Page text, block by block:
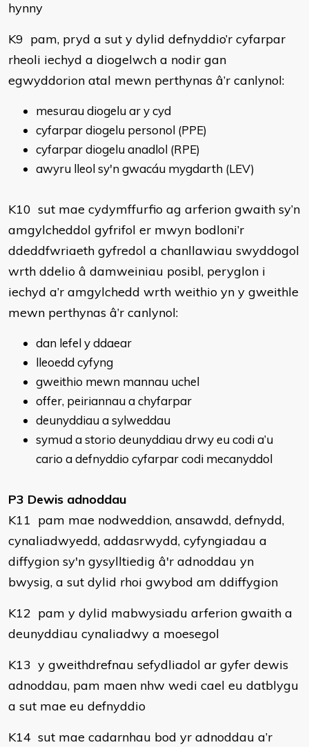
hynny
K9 pam, pryd a sut y dylid defnyddio’r cyfarpar
rheoli iechyd a diogelwch a nodir gan
egwyddorion atal mewn perthynas â’r canlynol:
mesurau diogelu ar y cyd
cyfarpar diogelu personol (PPE)
cyfarpar diogelu anadlol (RPE)
awyru lleol sy'n gwacáu mygdarth (LEV)
K10 sut mae cydymffurfio ag arferion gwaith sy’n
amgylcheddol gyfrifol er mwyn bodloni’r
ddeddfwriaeth gyfredol a chanllawiau swyddogol
wrth ddelio â damweiniau posibl, peryglon i
iechyd a’r amgylchedd wrth weithio yn y gweithle
mewn perthynas â’r canlynol:
dan lefel y ddaear
lleoedd cyfyng
gweithio mewn mannau uchel
offer, peiriannau a chyfarpar
deunyddiau a sylweddau
symud a storio deunyddiau drwy eu codi a’u
cario a defnyddio cyfarpar codi mecanyddol
P3 Dewis adnoddau
K11 pam mae nodweddion, ansawdd, defnydd,
cynaliadwyedd, addasrwydd, cyfyngiadau a
diffygion sy'n gysylltiedig â'r adnoddau yn
bwysig, a sut dylid rhoi gwybod am ddiffygion
K12 pam y dylid mabwysiadu arferion gwaith a
deunyddiau cynaliadwy a moesegol
K13 y gweithdrefnau sefydliadol ar gyfer dewis
adnoddau, pam maen nhw wedi cael eu datblygu
a sut mae eu defnyddio
K14 sut mae cadarnhau bod yr adnoddau a’r